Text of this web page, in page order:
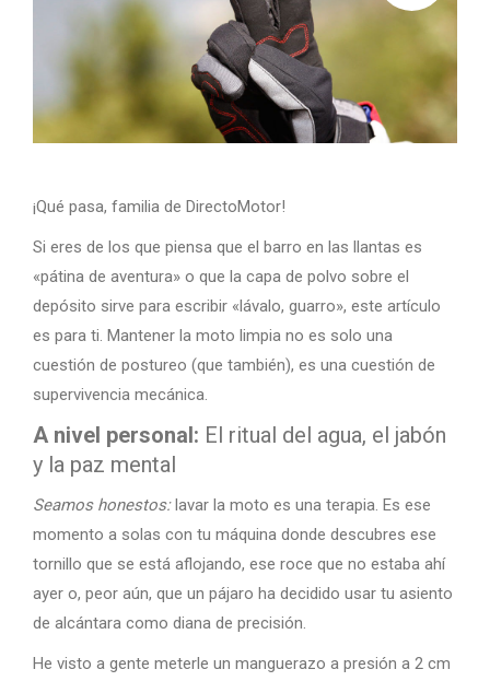
¡Qué pasa, familia de DirectoMotor!
Si eres de los que piensa que el barro en las llantas es
«pátina de aventura» o que la capa de polvo sobre el
depósito sirve para escribir «lávalo, guarro», este artículo
es para ti. Mantener la moto limpia no es solo una
cuestión de postureo (que también), es una cuestión de
supervivencia mecánica.
A nivel personal: El ritual del agua, el jabón
y la paz mental
Seamos honestos:lavar la moto es una terapia. Es ese
momento a solas con tu máquina donde descubres ese
tornillo que se está aflojando, ese roce que no estaba ahí
ayer o, peor aún, que un pájaro ha decidido usar tu asiento
de alcántara como diana de precisión.
He visto a gente meterle un manguerazo a presión a 2 cm